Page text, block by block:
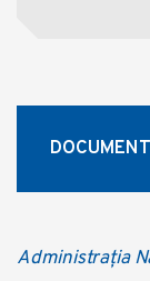
Administrația